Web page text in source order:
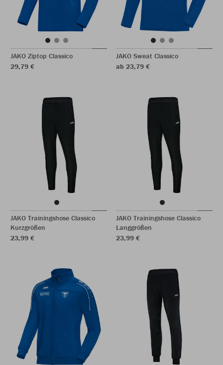
JAKO Ziptop Classico
29,79 €
JAKO Sweat Classico
ab 23,79 €
JAKO Trainingshose Classico
Kurzgrößen
23,99 €
JAKO Trainingshose Classico
Langgrößen
23,99 €